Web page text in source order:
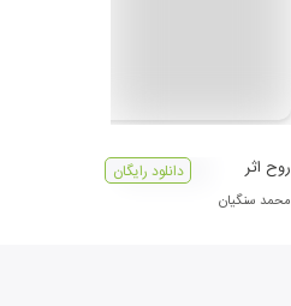
روح اثر
محمد سنگیان
دانلود رایگان